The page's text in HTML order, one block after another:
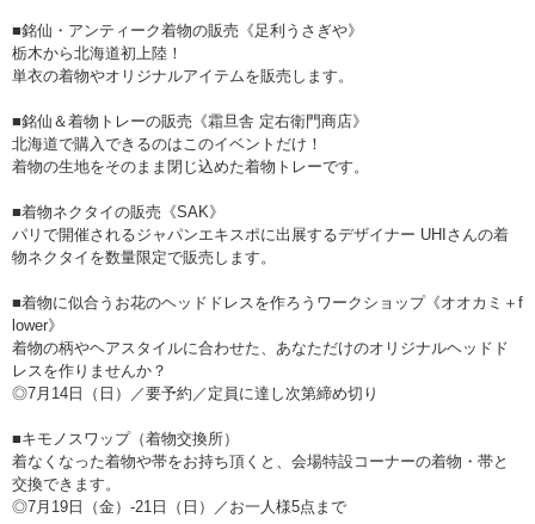
■銘仙・アンティーク着物の販売《足利うさぎや》
栃木から北海道初上陸！
単衣の着物やオリジナルアイテムを販売します。
■銘仙＆着物トレーの販売《霜旦舎 定右衛門商店》
北海道で購入できるのはこのイベントだけ！
着物の生地をそのまま閉じ込めた着物トレーです。
■着物ネクタイの販売《SAK》
パリで開催されるジャパンエキスポに出展するデザイナー UHIさんの着
物ネクタイを数量限定で販売します。
■着物に似合うお花のヘッドドレスを作ろうワークショップ《オオカミ＋f
lower》
着物の柄やヘアスタイルに合わせた、あなただけのオリジナルヘッドド
レスを作りませんか？
◎7月14日（日）／要予約／定員に達し次第締め切り
■キモノスワップ（着物交換所）
着なくなった着物や帯をお持ち頂くと、会場特設コーナーの着物・帯と
交換できます。
◎7月19日（金）-21日（日）／お一人様5点まで